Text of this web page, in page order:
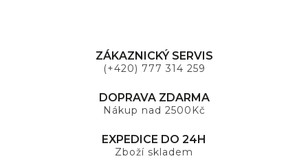
ZÁKAZNICKÝ SERVIS
(+420) 777 314 259
DOPRAVA ZDARMA
Nákup nad 2500Kč
EXPEDICE DO 24H
Zboží skladem